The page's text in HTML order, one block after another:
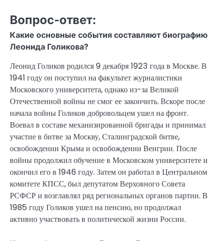
Вопрос-ответ:
Какие основные события составляют биографию
Леонида Голикова?
Леонид Голиков родился 9 декабря 1923 года в Москве. В
1941 году он поступил на факультет журналистики
Московского университета, однако из-за Великой
Отечественной войны не смог ее закончить. Вскоре после
начала войны Голиков добровольцем ушел на фронт.
Воевал в составе механизированной бригады и принимал
участие в битве за Москву, Сталинградской битве,
освобождении Крыма и освобождении Венгрии. После
войны продолжил обучение в Московском университете и
окончил его в 1946 году. Затем он работал в Центральном
комитете КПСС, был депутатом Верховного Совета
РСФСР и возглавлял ряд региональных органов партии. В
1985 году Голиков ушел на пенсию, но продолжал
активно участвовать в политической жизни России.